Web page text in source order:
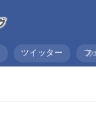
ツイッター フ